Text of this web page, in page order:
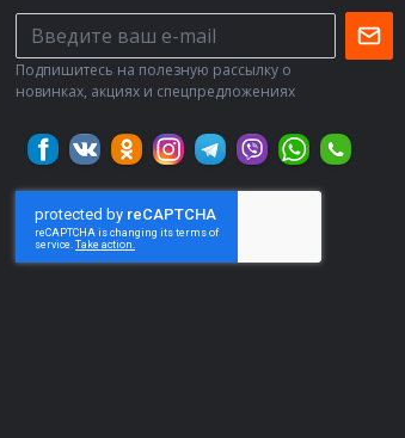
Подпишитесь на полезную рассылку о
новинках, акциях и спецпредложениях